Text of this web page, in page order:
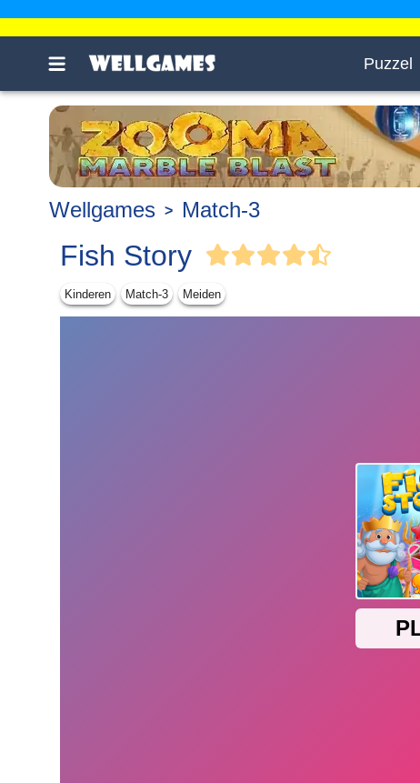
Puzzel
Wellgames Match-3
Fish Story
Kinderen Match-3 Meiden